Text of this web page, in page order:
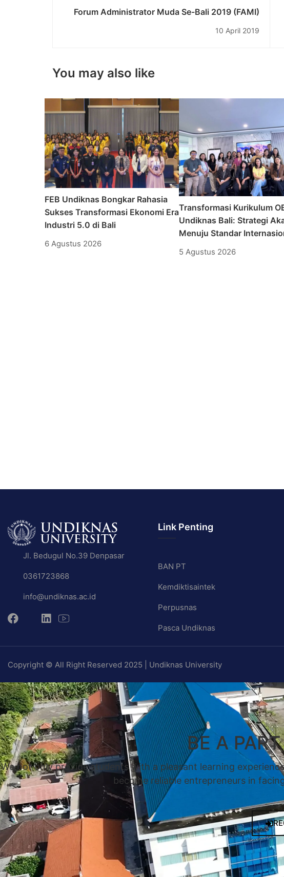
Forum Administrator Muda Se-Bali 2019 (FAMI)
10 April 2019
You may also like
FEB Undiknas Bongkar Rahasia
Sukses Transformasi Ekonomi Era
Industri 5.0 di Bali
6 Agustus 2026
Transformasi Kurikulum
Undiknas Bali: Strategi
Menuju Standar
5 Agustus 2026
Jl. Bedugul No.39 Denpasar
0361723868
info@undiknas.ac.id
Link Penting
BAN PT
Kemdiktisaintek
Perpusnas
Pasca Undiknas
Copyright © All Right Reserved 2025 | Undiknas University
BE A
We not only provide students with a pleasant learning
become reliable entrepreneurs in